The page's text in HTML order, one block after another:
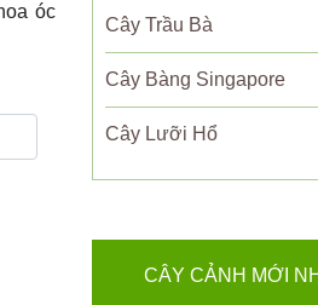
óc
Cây Trầu Bà
Cây Bàng Singapore
Cây Lưỡi Hổ
CÂY CẢNH MỚI